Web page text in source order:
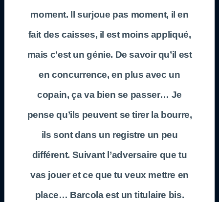
moment. Il surjoue pas moment, il en
fait des caisses, il est moins appliqué,
mais c’est un génie. De savoir qu’il est
en concurrence, en plus avec un
copain, ça va bien se passer… Je
pense qu’ils peuvent se tirer la bourre,
ils sont dans un registre un peu
différent. Suivant l’adversaire que tu
vas jouer et ce que tu veux mettre en
place… Barcola est un titulaire bis.